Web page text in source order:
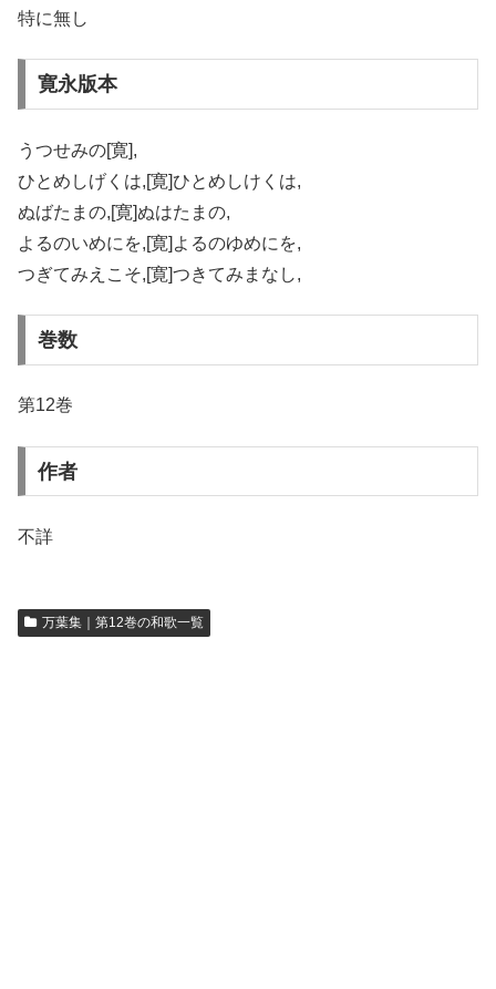
特に無し
寛永版本
うつせみの[寛],
ひとめしげくは,[寛]ひとめしけくは,
ぬばたまの,[寛]ぬはたまの,
よるのいめにを,[寛]よるのゆめにを,
つぎてみえこそ,[寛]つきてみまなし,
巻数
第12巻
作者
不詳
万葉集｜第12巻の和歌一覧